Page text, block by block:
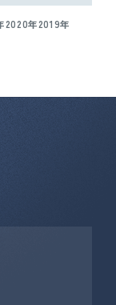
2020年2019年